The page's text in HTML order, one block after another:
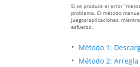
Si se produce el error
problema. El método
juegos/aplicaciones,
esfuerzo.
Método 1:
Método 2: